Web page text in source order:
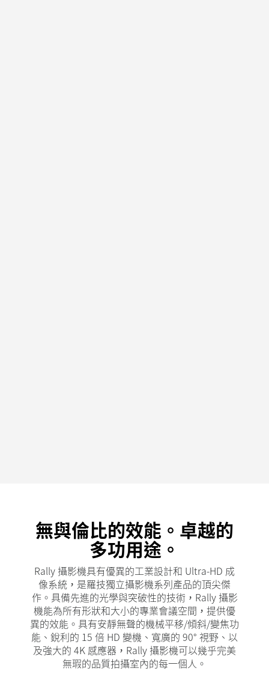
無與倫比的效能。卓越的
多功用途。
Rally 攝影機具有優異的工業設計和 Ultra-HD 成
像系統，是羅技獨立攝影機系列產品的頂尖傑
作。具備先進的光學與突破性的技術，Rally 攝影
機能為所有形狀和大小的專業會議空間，提供優
異的效能。具有安靜無聲的機械平移/傾斜/變焦功
能、銳利的 15 倍 HD 變機、寬廣的 90° 視野、以
及強大的 4K 感應器，Rally 攝影機可以幾乎完美
無瑕的品質拍攝室內的每一個人。